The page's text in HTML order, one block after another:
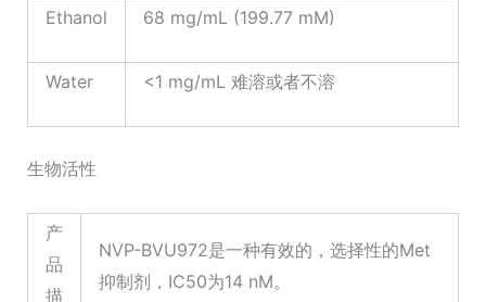
Ethanol 68 mg/mL (199.77 mM)
Water <1 mg/mL 难溶或者不溶
生物活性
产
品
描
NVP-BVU972是一种有效的，选择性的Met
抑制剂，IC50为14 nM。